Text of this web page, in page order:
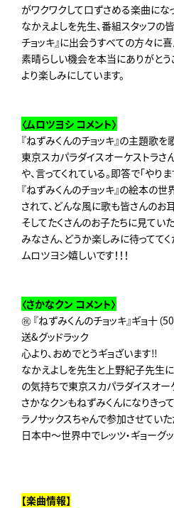
がワクワクして口ずさめる楽曲にな
なかえよしを先生、番組スタッフの
チョッキ』に出会うすべての方々に
素晴らしい機会を本当にありがと
より楽しみにしています。
〈ムロツヨシ コメント〉
『ねずみくんのチョッキ』の主題歌を
東京スカパラダイスオーケストラさ
や、言ってくれている。即答で「やりま
『ねずみくんのチョッキ』の絵本の
されて、どんな風に歌も皆さんのお
そしてたくさんのお子たちに見てい
みなさん、どうか楽しみに待っててく
ムロツヨシ嬉しいです！！！
〈さかなクン コメント〉
㊗ 『ねずみくんのチョッキ』ギョ十
送&グッドラック
心より、おめでとうギョざいます‼︎
なかえよしを先生と上野紀子先生
の気持ちで東京スカパラダイスオー
さかなクンもねずみくんになりきっ
ラノサックスちゃんで参加させてい
日本中～世界中でレッツ・ギョーグ
【楽曲情報】